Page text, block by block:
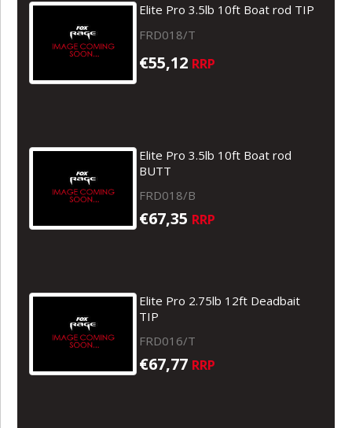
Elite Pro 3.5lb 10ft Boat rod TIP
FRD018/T
€55,12 RRP
Elite Pro 3.5lb 10ft Boat rod
BUTT
FRD018/B
€67,35 RRP
Elite Pro 2.75lb 12ft Deadbait
TIP
FRD016/T
€67,77 RRP